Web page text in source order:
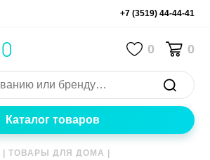
+7 (3519) 44-44-41
0 0
Каталог товаров
|ТОВАРЫ ДЛЯ ДОМА